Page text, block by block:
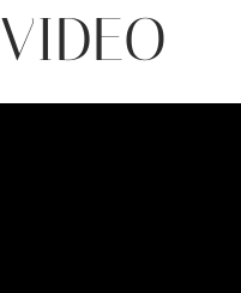
VIDEO